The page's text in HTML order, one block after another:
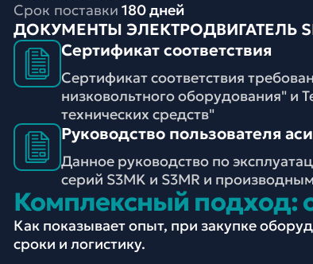
Срок поставки 180 дней
ДОКУМЕНТЫ ЭЛЕКТРОДВИГАТЕЛЬ
Сертификат соответствия
Сертификат соответствия
низковольтного оборудования" и
технических средств"
Руководство пользователя
Данное руководство по
серий S3MK и S3MR и
Комплексный подход:
Как показывает опыт, при закупке
сроки и логистику.